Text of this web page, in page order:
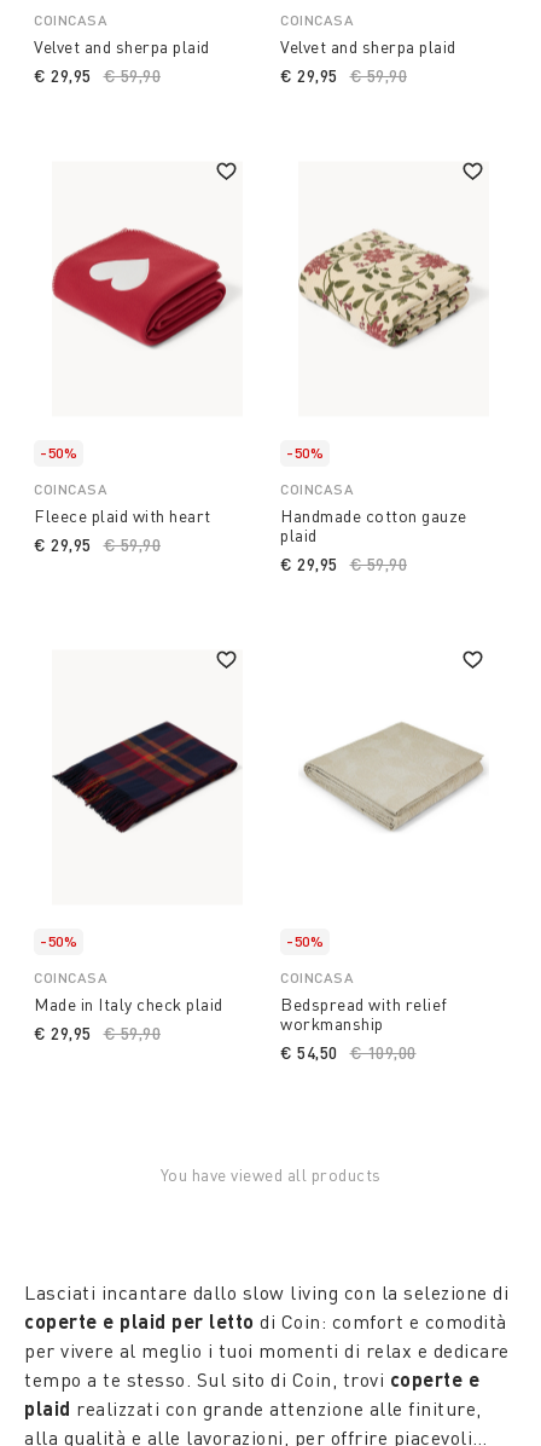
COINCASA
Velvet and sherpa plaid
Price reduced from
€ 59,90
€ 29,95
COINCASA
Velvet and sherpa plaid
Price reduced from
€ 59,90
€ 29,95
-50%
COINCASA
Fleece plaid with heart
Price reduced from
€ 59,90
€ 29,95
-50%
COINCASA
Handmade cotton gauze
plaid
Price reduced from
€ 59,90
€ 29,95
-50%
COINCASA
Made in Italy check plaid
Price reduced from
€ 59,90
€ 29,95
-50%
COINCASA
Bedspread with relief
workmanship
Price reduced from
€ 109,00to
€ 54,50
You have viewed all products
Lasciati incantare dallo slow living con la selezione di
coperte e plaid per letto di Coin: comfort e comodità
per vivere al meglio i tuoi momenti di relax e dedicare
tempo a te stesso. Sul sito di Coin, trovi coperte e
plaid realizzati con grande attenzione alle finiture,
alla qualità e alle lavorazioni, per offrire piacevoli